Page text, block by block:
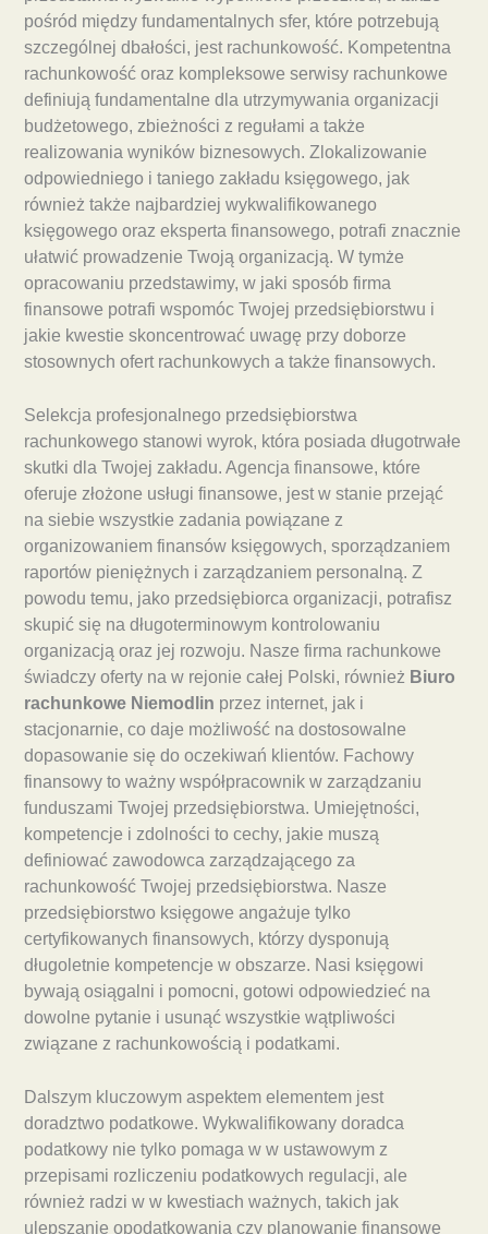
pośród między fundamentalnych sfer, które potrzebują
szczególnej dbałości, jest rachunkowość. Kompetentna
rachunkowość oraz kompleksowe serwisy rachunkowe
definiują fundamentalne dla utrzymywania organizacji
budżetowego, zbieżności z regułami a także
realizowania wyników biznesowych. Zlokalizowanie
odpowiedniego i taniego zakładu księgowego, jak
również także najbardziej wykwalifikowanego
księgowego oraz eksperta finansowego, potrafi znacznie
ułatwić prowadzenie Twoją organizacją. W tymże
opracowaniu przedstawimy, w jaki sposób firma
finansowe potrafi wspomóc Twojej przedsiębiorstwu i
jakie kwestie skoncentrować uwagę przy doborze
stosownych ofert rachunkowych a także finansowych.
Selekcja profesjonalnego przedsiębiorstwa
rachunkowego stanowi wyrok, która posiada długotrwałe
skutki dla Twojej zakładu. Agencja finansowe, które
oferuje złożone usługi finansowe, jest w stanie przejąć
na siebie wszystkie zadania powiązane z
organizowaniem finansów księgowych, sporządzaniem
raportów pieniężnych i zarządzaniem personalną. Z
powodu temu, jako przedsiębiorca organizacji, potrafisz
skupić się na długoterminowym kontrolowaniu
organizacją oraz jej rozwoju. Nasze firma rachunkowe
świadczy oferty na w rejonie całej Polski, również Biuro
rachunkowe Niemodlin przez internet, jak i
stacjonarnie, co daje możliwość na dostosowalne
dopasowanie się do oczekiwań klientów. Fachowy
finansowy to ważny współpracownik w zarządzaniu
funduszami Twojej przedsiębiorstwa. Umiejętności,
kompetencje i zdolności to cechy, jakie muszą
definiować zawodowca zarządzającego za
rachunkowość Twojej przedsiębiorstwa. Nasze
przedsiębiorstwo księgowe angażuje tylko
certyfikowanych finansowych, którzy dysponują
długoletnie kompetencje w obszarze. Nasi księgowi
bywają osiągalni i pomocni, gotowi odpowiedzieć na
dowolne pytanie i usunąć wszystkie wątpliwości
związane z rachunkowością i podatkami.
Dalszym kluczowym aspektem elementem jest
doradztwo podatkowe. Wykwalifikowany doradca
podatkowy nie tylko pomaga w w ustawowym z
przepisami rozliczeniu podatkowych regulacji, ale
również radzi w w kwestiach ważnych, takich jak
ulepszanie opodatkowania czy planowanie finansowe